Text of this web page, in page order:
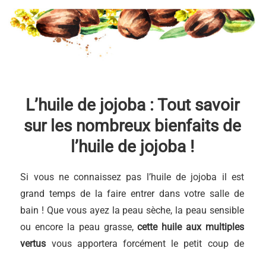
L’huile de jojoba : Tout savoir
sur les nombreux bienfaits de
l’huile de jojoba !
Si vous ne connaissez pas l’huile de jojoba il est
grand temps de la faire entrer dans votre salle de
bain ! Que vous ayez la peau sèche, la peau sensible
ou encore la peau grasse,cette huile aux multiples
vertus vous apportera forcément le petit coup de